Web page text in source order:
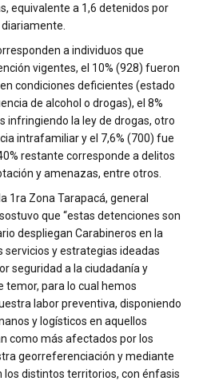
equivalente a 1,6 detenidos por
a individuos que
vigentes, el 10% (928) fueron
condiciones deficientes (estado
de alcohol o drogas), el 8%
infringiendo la ley de drogas, otro
intrafamiliar y el 7,6% (700) fue
restante corresponde a delitos
y amenazas, entre otros.
1ra Zona Tarapacá, general
que “estas detenciones son
despliegan Carabineros en la
servicios y estrategias ideadas
seguridad a la ciudadanía y
temor, para lo cual hemos
labor preventiva, disponiendo
y logísticos en aquellos
como más afectados por los
georreferenciación y mediante
distintos territorios, con énfasis